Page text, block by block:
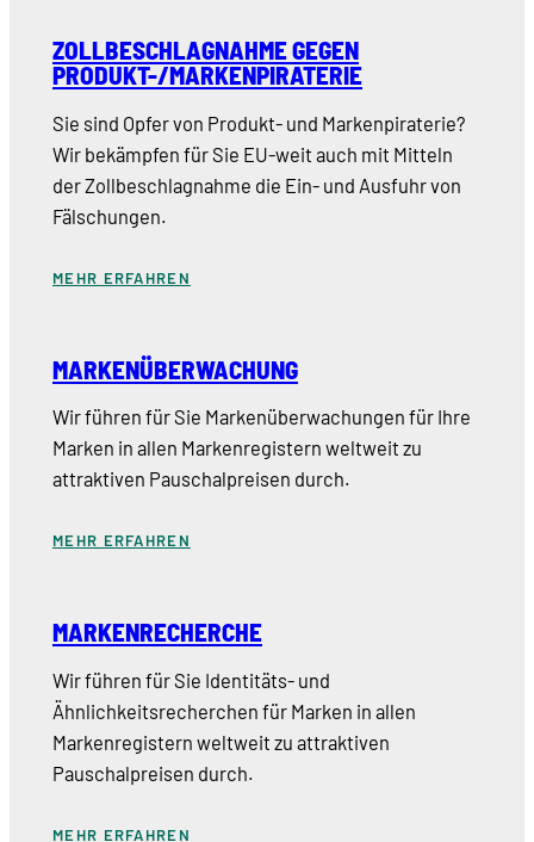
ZOLLBESCHLAGNAHME GEGEN
PRODUKT-/MARKENPIRATERIE
Sie sind Opfer von Produkt- und Markenpiraterie?
Wir bekämpfen für Sie EU-weit auch mit Mitteln
der Zollbeschlagnahme die Ein- und Ausfuhr von
Fälschungen.
MEHR ERFAHREN
MARKENÜBERWACHUNG
Wir führen für Sie Markenüberwachungen für Ihre
Marken in allen Markenregistern weltweit zu
attraktiven Pauschalpreisen durch.
MEHR ERFAHREN
MARKENRECHERCHE
Wir führen für Sie Identitäts- und
Ähnlichkeitsrecherchen für Marken in allen
Markenregistern weltweit zu attraktiven
Pauschalpreisen durch.
MEHR ERFAHREN